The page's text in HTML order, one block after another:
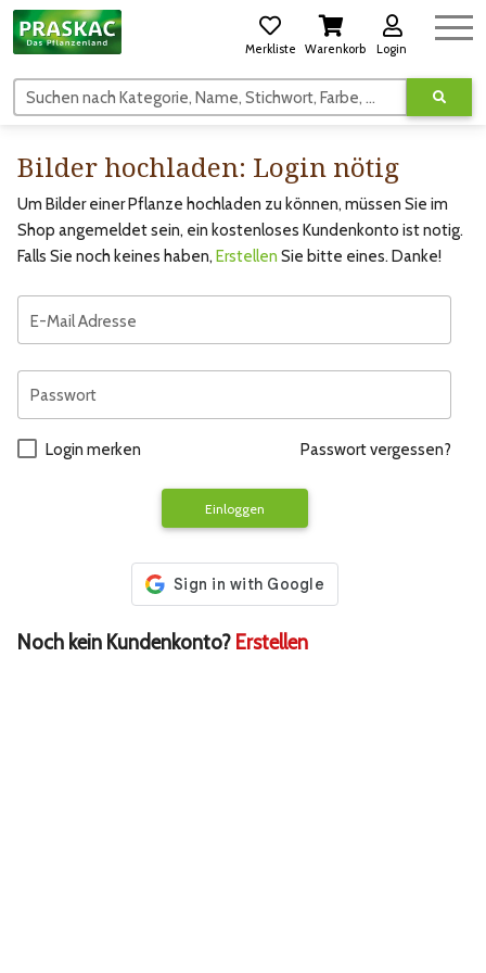
Merkliste Warenkorb Login
Suchen nach Kategorie, Name, Stichwort, Farbe, usw.
Bilder hochladen: Login nötig
Um Bilder einer Pflanze hochladen zu können, müssen Sie im
Shop angemeldet sein, ein kostenloses Kundenkonto ist notig.
Falls Sie noch keines haben, Erstellen Sie bitte eines. Danke!
E-Mail Adresse
Passwort
Login merken Passwort vergessen?
Einloggen
Noch kein Kundenkonto? Erstellen